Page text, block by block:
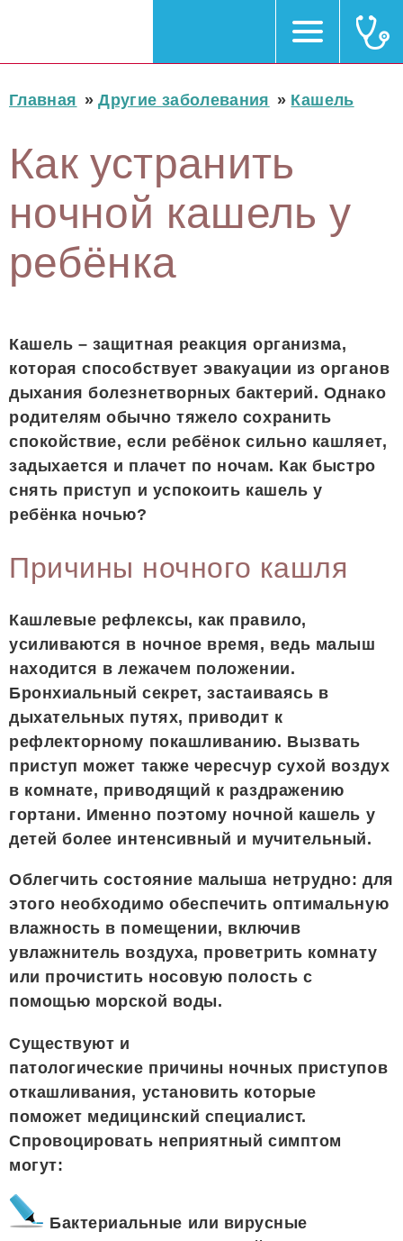
Главная »Другие заболевания » Кашель
Как устранить
ночной кашель у
ребёнка
Кашель – защитная реакция организма,
которая способствует эвакуации из органов
дыхания болезнетворных бактерий. Однако
родителям обычно тяжело сохранить
спокойствие, если ребёнок сильно кашляет,
задыхается и плачет по ночам. Как быстро
снять приступ и успокоить кашель у
ребёнка ночью?
Причины ночного кашля
Кашлевые рефлексы, как правило,
усиливаются в ночное время, ведь малыш
находится в лежачем положении.
Бронхиальный секрет, застаиваясь в
дыхательных путях, приводит к
рефлекторному покашливанию. Вызвать
приступ может также чересчур сухой воздух
в комнате, приводящий к раздражению
гортани. Именно поэтому ночной кашель у
детей более интенсивный и мучительный.
Облегчить состояние малыша нетрудно: для
этого необходимо обеспечить оптимальную
влажность в помещении, включив
увлажнитель воздуха, проветрить комнату
или прочистить носовую полость с
помощью морской воды.
Существуют и
патологические причины ночных приступов
откашливания, установить которые
поможет медицинский специалист.
Спровоцировать неприятный симптом
могут:
Бактериальные или вирусные